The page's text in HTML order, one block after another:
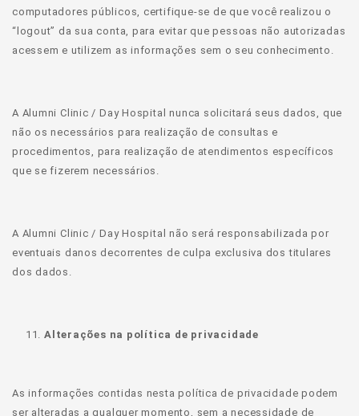
computadores públicos, certifique-se de que você realizou o
“logout” da sua conta, para evitar que pessoas não autorizadas
acessem e utilizem as informações sem o seu conhecimento.
A Alumni Clinic / Day Hospital nunca solicitará seus dados, que
não os necessários para realização de consultas e
procedimentos, para realização de atendimentos específicos
que se fizerem necessários.
A Alumni Clinic / Day Hospital não será responsabilizada por
eventuais danos decorrentes de culpa exclusiva dos titulares
dos dados.
Alterações na política de privacidade
As informações contidas nesta política de privacidade podem
ser alteradas a qualquer momento, sem a necessidade de